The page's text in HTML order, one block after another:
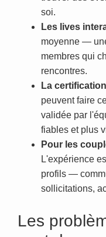
soi.
Les lives
moyenne —
membres qui
rencontres.
La
peuvent faire
validée par
fiables et plus
Pour les
L'expérience
profils —
sollicitations,
Les